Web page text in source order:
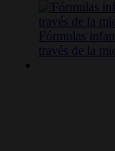
Fórmulas
través de la